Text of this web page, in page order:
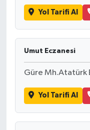
Yol Tarifi Al
Umut Eczanesi
Güre Mh.Atatürk
Yol Tarifi Al